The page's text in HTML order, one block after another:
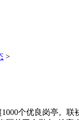
>
个优良岗亭。联